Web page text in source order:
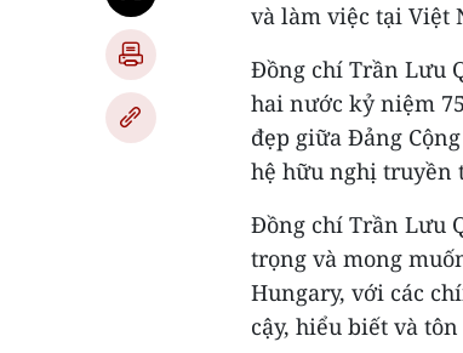
và làm việc tại Việt
Đồng chí Trần Lưu
hai nước kỷ niệm
đẹp giữa Đảng
hệ hữu nghị truyền
Đồng chí Trần Lưu
trọng và mong
Hungary, với các
cậy, hiểu biết và